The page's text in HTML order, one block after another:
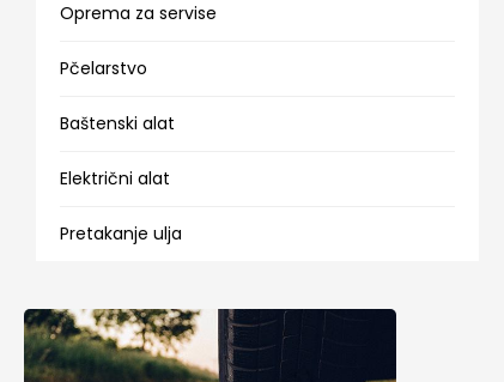
Oprema za servise
Pčelarstvo
Baštenski alat
Električni alat
Pretakanje ulja